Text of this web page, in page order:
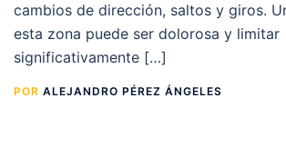
cambios de dirección, saltos y giros.
esta zona puede ser dolorosa y limitar
significativamente […]
POR ALEJANDRO PÉREZ ÁNGELES